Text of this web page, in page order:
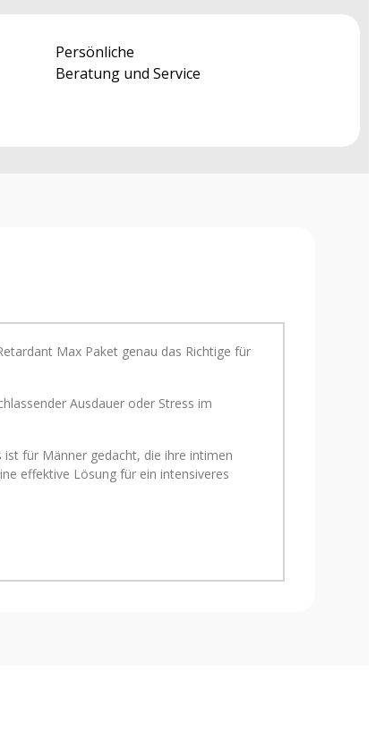
Persönliche
Beratung und Service
Max Paket genau das Richtige für
Ausdauer oder Stress im
ist für Männer gedacht, die ihre intimen
effektive Lösung für ein intensiveres